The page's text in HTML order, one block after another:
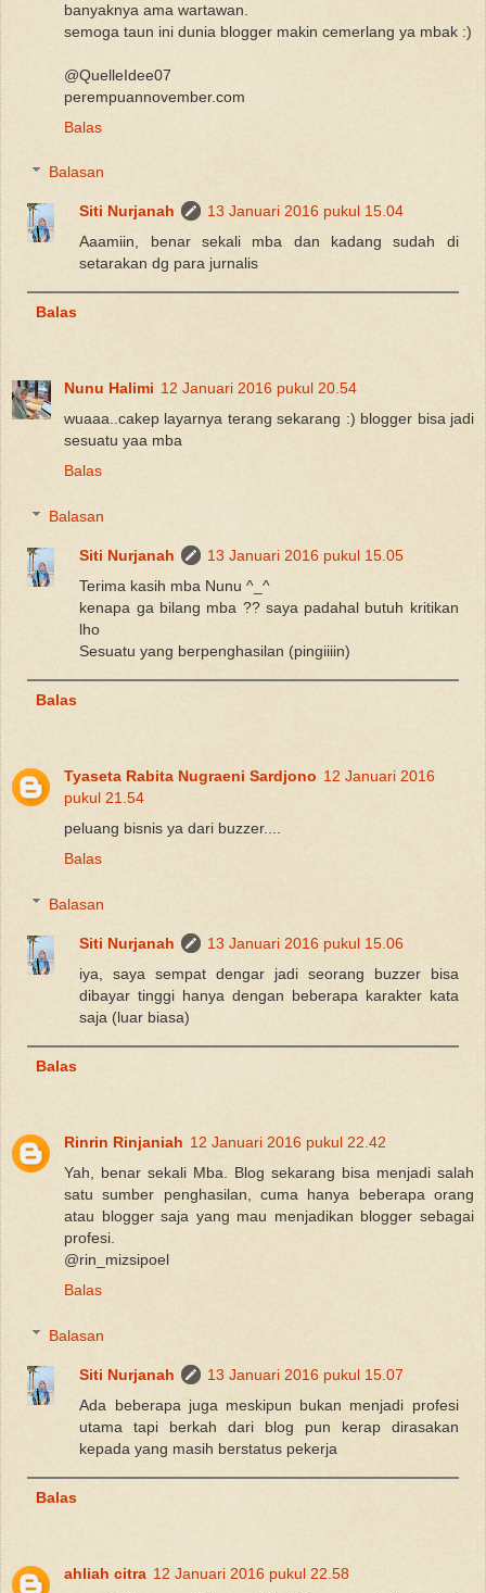
banyaknya ama wartawan.
semoga taun ini dunia blogger makin cemerlang ya mbak :)
@QuelleIdee07
perempuannovember.com
Balas
Balasan
Siti Nurjanah
13 Januari 2016 pukul 15.04
Aaamiin, benar sekali mba dan kadang sudah di
setarakan dg para jurnalis
Balas
Nunu Halimi 12 Januari 2016 pukul 20.54
wuaaa..cakep layarnya terang sekarang :) blogger bisa jadi
sesuatu yaa mba
Balas
Balasan
Siti Nurjanah
13 Januari 2016 pukul 15.05
Terima kasih mba Nunu ^_^
kenapa ga bilang mba ?? saya padahal butuh kritikan
lho
Sesuatu yang berpenghasilan (pingiiiin)
Balas
Tyaseta Rabita Nugraeni Sardjono 12 Januari 2016
pukul 21.54
peluang bisnis ya dari buzzer....
Balas
Balasan
Siti Nurjanah
13 Januari 2016 pukul 15.06
iya, saya sempat dengar jadi seorang buzzer bisa
dibayar tinggi hanya dengan beberapa karakter kata
saja (luar biasa)
Balas
Rinrin Rinjaniah 12 Januari 2016 pukul 22.42
Yah, benar sekali Mba. Blog sekarang bisa menjadi salah
satu sumber penghasilan, cuma hanya beberapa orang
atau blogger saja yang mau menjadikan blogger sebagai
profesi.
@rin_mizsipoel
Balas
Balasan
Siti Nurjanah
13 Januari 2016 pukul 15.07
Ada beberapa juga meskipun bukan menjadi profesi
utama tapi berkah dari blog pun kerap dirasakan
kepada yang masih berstatus pekerja
Balas
ahliah citra 12 Januari 2016 pukul 22.58